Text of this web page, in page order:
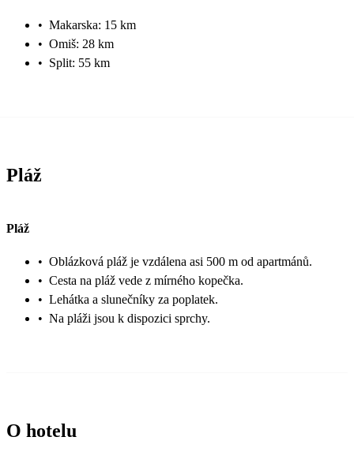
• Makarska: 15 km
• Omiš: 28 km
• Split: 55 km
Pláž
Pláž
• Oblázková pláž je vzdálena asi 500 m od apartmánů.
• Cesta na pláž vede z mírného kopečka.
• Lehátka a slunečníky za poplatek.
• Na pláži jsou k dispozici sprchy.
O hotelu